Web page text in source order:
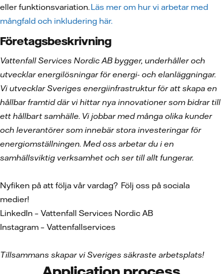
eller funktionsvariation.Läs mer om hur vi arbetar med
mångfald och inkludering här.
Företagsbeskrivning
Vattenfall Services Nordic AB bygger, underhåller och
utvecklar energilösningar för energi- och elanläggningar.
Vi utvecklar Sveriges energiinfrastruktur för att skapa en
hållbar framtid där vi hittar nya innovationer som bidrar till
ett hållbart samhälle. Vi jobbar med många olika kunder
och leverantörer som innebär stora investeringar för
energiomställningen. Med oss arbetar du i en
samhällsviktig verksamhet och ser till allt fungerar.
Nyfiken på att följa vår vardag? Följ oss på sociala
medier!
LinkedIn – Vattenfall Services Nordic AB
Instagram – Vattenfallservices
Tillsammans skapar vi Sveriges säkraste arbetsplats!